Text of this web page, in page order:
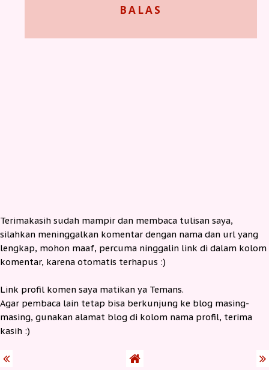
BALAS
Terimakasih sudah mampir dan membaca tulisan saya,
silahkan meninggalkan komentar dengan nama dan url yang
lengkap, mohon maaf, percuma ninggalin link di dalam kolom
komentar, karena otomatis terhapus :)
Link profil komen saya matikan ya Temans.
Agar pembaca lain tetap bisa berkunjung ke blog masing-
masing, gunakan alamat blog di kolom nama profil, terima
kasih :)